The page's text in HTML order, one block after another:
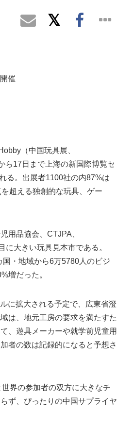
催
（中国玩具展、
ら17日まで上海の新国際博覧セ
る。出展者1100社の内87%は
超える独創的な玩具、ゲー
用品協会、CTJPA、
大きい玩具見本市である。
・地域から6万5780人のビジ
増だった。
に拡大される予定で、広東省澄
は、地元工房の要求を満たすた
、遊具メーカーや就学前児童用
者の数は記録的になると予想さ
界の参加者の双方に大きなチ
ず、ぴったりの中国サプライヤ